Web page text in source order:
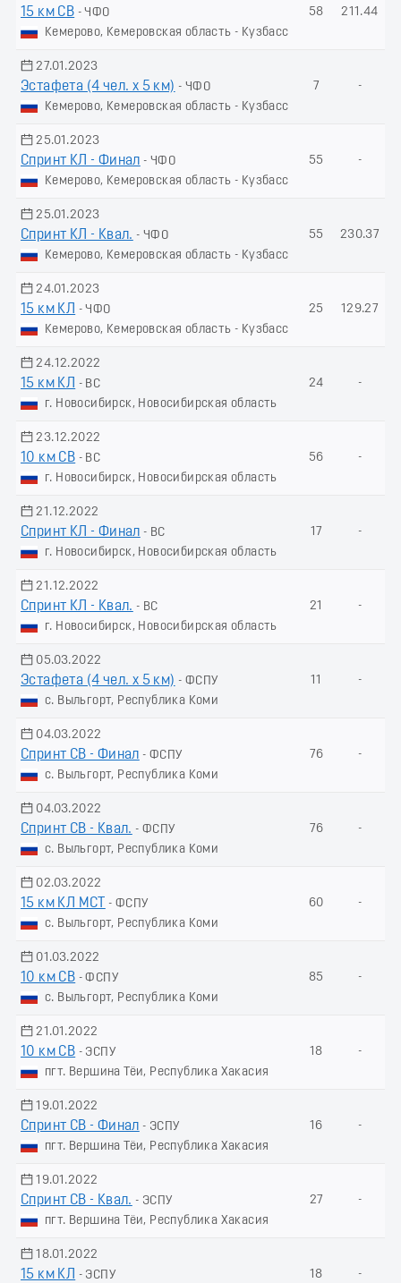
15 км СВ - ЧФО
Кемерово, Кемеровская область - Кузбасс
58 211.44
27.01.2023
Эстафета (4 чел. х 5 км) - ЧФО
Кемерово, Кемеровская область - Кузбасс
7 -
25.01.2023
Спринт КЛ - Финал - ЧФО
Кемерово, Кемеровская область - Кузбасс
55 -
25.01.2023
Спринт КЛ - Квал. - ЧФО
Кемерово, Кемеровская область - Кузбасс
55 230.37
24.01.2023
15 км КЛ
- ЧФО
Кемерово, Кемеровская область - Кузбасс
25 129.27
24.12.2022
15 км КЛ
- ВС
г. Новосибирск, Новосибирская область
24 -
23.12.2022
10 км СВ - ВС
г. Новосибирск, Новосибирская область
56 -
21.12.2022
Спринт КЛ - Финал - ВС
г. Новосибирск, Новосибирская область
17 -
21.12.2022
Спринт КЛ - Квал. - ВС
г. Новосибирск, Новосибирская область
21 -
05.03.2022
Эстафета (4 чел. х 5 км) - ФСПУ
с. Выльгорт, Республика Коми
11 -
04.03.2022
Спринт СВ - Финал - ФСПУ
с. Выльгорт, Республика Коми
76 -
04.03.2022
Спринт СВ - Квал. - ФСПУ
с. Выльгорт, Республика Коми
76 -
02.03.2022
15 км КЛ МСТ
- ФСПУ
с. Выльгорт, Республика Коми
60 -
01.03.2022
10 км СВ - ФСПУ
с. Выльгорт, Республика Коми
85 -
21.01.2022
10 км СВ - ЭСПУ
пгт. Вершина Тёи, Республика Хакасия
18 -
19.01.2022
Спринт СВ - Финал - ЭСПУ
пгт. Вершина Тёи, Республика Хакасия
16 -
19.01.2022
Спринт СВ - Квал. - ЭСПУ
пгт. Вершина Тёи, Республика Хакасия
27 -
18.01.2022
15 км КЛ
- ЭСПУ
18 -